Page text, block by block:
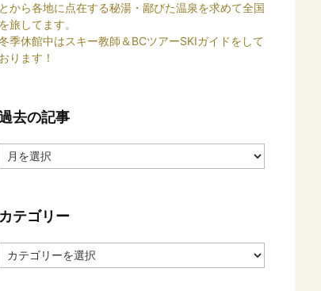
とから各地に点在する秘湯・鄙びた温泉を求めて全国
を旅してます。
季休館中はスキー教師＆BCツアーSKIガイドをして
おります！
去の記事
事
カテゴリー
カ